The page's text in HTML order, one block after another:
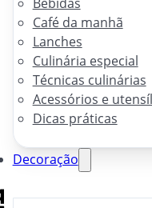
Café da manhã
Lanches
Culinária especial
Técnicas culinárias
Acessórios e
Dicas práticas
Decoração